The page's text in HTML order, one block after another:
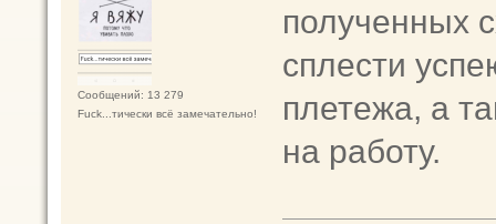
Сообщений: 13 279
Fuck...тически всё замечательно!
полученных
сплести
плетежа, а
на работу.